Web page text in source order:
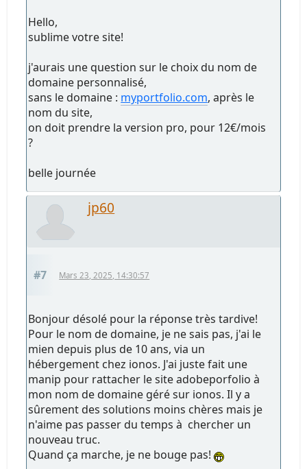
Hello,
sublime votre site!
j'aurais une question sur le choix du nom de
domaine personnalisé,
sans le domaine : myportfolio.com, après le
nom du site,
on doit prendre la version pro, pour 12€/mois
?
belle journée
jp60
#7 Mars 23, 2025, 14:30:57
Bonjour désolé pour la réponse très tardive!
Pour le nom de domaine, je ne sais pas, j'ai le
mien depuis plus de 10 ans, via un
hébergement chez ionos. J'ai juste fait une
manip pour rattacher le site adobeporfolio à
mon nom de domaine géré sur ionos. Il y a
sûrement des solutions moins chères mais je
n'aime pas passer du temps à chercher un
nouveau truc.
Quand ça marche, je ne bouge pas!